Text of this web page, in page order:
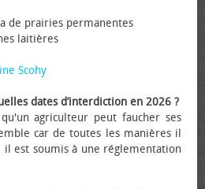
de prairies permanentes
laitières
Scohy
dates d’interdiction en 2026 ?
agriculteur peut faucher ses
car de toutes les manières il
il est soumis à une réglementation